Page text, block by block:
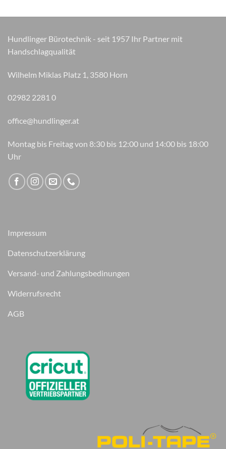
Hundlinger Bürotechnik - seit 1957 Ihr Partner mit
Handschlagqualität
Wilhelm Miklas Platz 1, 3580 Horn
02982 2281 0
office@hundlinger.at
Montag bis Freitag von 8:30 bis 12:00 und 14:00 bis 18:00
Uhr
Impressum
Datenschutzerklärung
Versand- und Zahlungsbedinungen
Widerrufsrecht
AGB